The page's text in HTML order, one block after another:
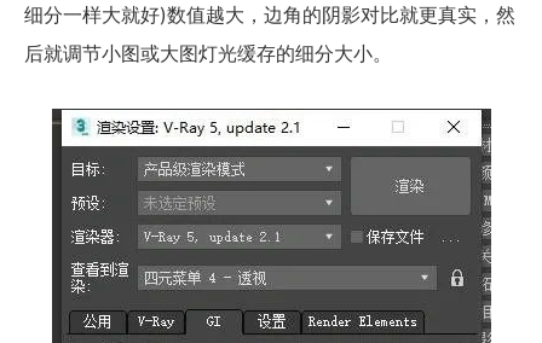
细分一样大就好)数值越大，边角的阴影对比就更真实，然
后就调节小图或大图灯光缓存的细分大小。